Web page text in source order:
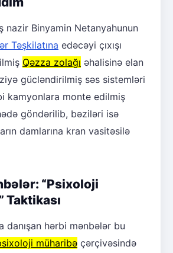
nazir Binyamin Netanyahunun
Təşkilatına edəcəyi çıxışı
Qəzza zolağı əhalisinə elan
gücləndirilmiş səs sistemləri
kamyonlara monte edilmiş
göndərilib, bəziləri isə
damlarına kran vasitəsilə
“Psixoloji
Taktikası
danışan hərbi mənbələr bu
müharibə çərçivəsində